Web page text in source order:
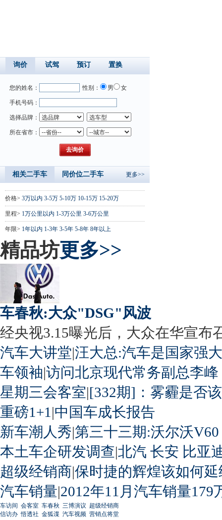
询价 试驾 预订 置换
您的姓名： 性别： 男 女
手机号码：
选择品牌：
所在省市：
相关二手车 同价位二手车 更多>>
价格> 3万以内 3-5万 5-10万 10-15万 15-20万
里程> 1万公里以内 1-3万公里 3-6万公里
年限> 1年以内 1-3年 3-5年 5-8年 8年以上
精品坊更多>>
车春秋:大众"DSG"风波
经央视3.15曝光后，大众在华宣布
汽车大讲堂|汪大总:汽车是国家强
车领袖|访问北京现代常务副总李峰
星期三会客室|[332期]：雾霾是否
重磅1+1 |中国车成长报告
新车潮人秀|第三十三期:沃尔沃
本土车企研发调查|北汽 长安 比亚
超级经销商|保时捷的辉煌该如何延
汽车销量|2012年11月汽车销量179
车访间 会客室 车春秋 三博演议 超级经销商
信访办 悟透社 金狐谍 汽车视频 营销点将堂